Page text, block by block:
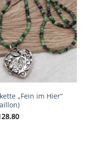
Auf die
Wunschliste
„Fein im Hier“